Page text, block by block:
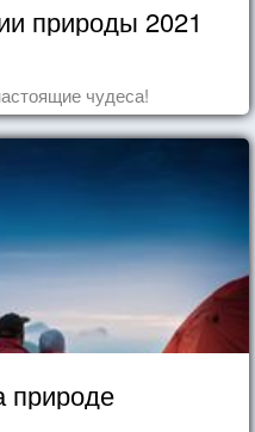
природы 2021
чудеса!
природе